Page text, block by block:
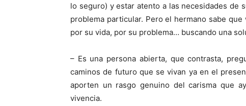
lo seguro) y estar atento a las necesidades de
problema particular. Pero el hermano sabe
por su vida, por su problema… buscando una
– Es una persona abierta, que contrasta,
caminos de futuro que se vivan ya en el
aporten un rasgo genuino del carisma que
vivencia.